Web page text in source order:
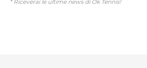
* Riceverai le ultime news di Ok Tennis!